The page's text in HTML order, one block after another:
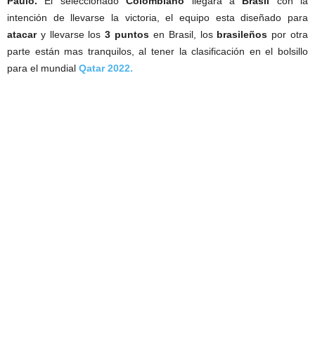
intención de llevarse la victoria, el equipo esta diseñado para
atacary llevarse los3 puntos en Brasil, los brasileños por otra
parte están mas tranquilos, al tener la clasificación en el bolsillo
para el mundial Qatar 2022.